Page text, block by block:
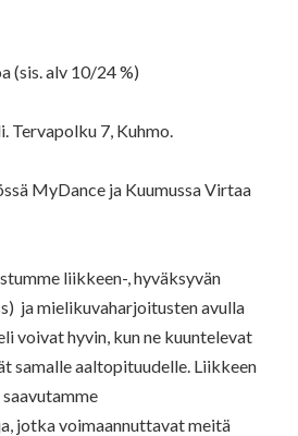
alv 10/24 %)
Tervapolku 7, Kuhmo.
MyDance ja Kuumussa Virtaa
liikkeen-, hyväksyvän
ja mielikuvaharjoitusten avulla
voivat hyvin, kun ne kuuntelevat
samalle aaltopituudelle. Liikkeen
jotka voimaannuttavat meitä